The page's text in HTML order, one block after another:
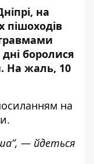
на
пішоходів
боролися
На жаль, 10
на
— йдеться